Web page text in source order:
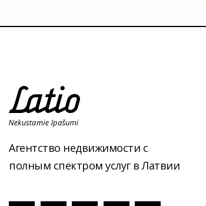
Агентство недвижимости с
полным спектром услуг в Латвии